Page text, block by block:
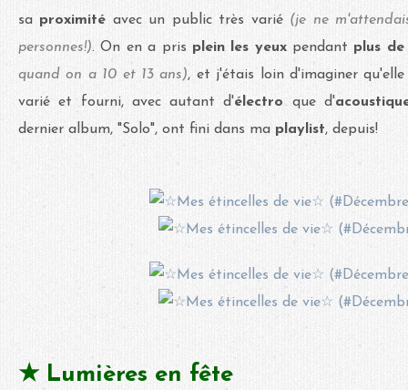
sa proximité avec un public très varié (je ne
personnes!). On en a pris plein les yeux pendant plus de
quand on a 10 et 13 ans), et j'étais loin d'imaginer
varié et fourni, avec autant d'électro que d'
dernier album, "Solo", ont fini dans ma playlist, depuis!
★ Lumières en fête